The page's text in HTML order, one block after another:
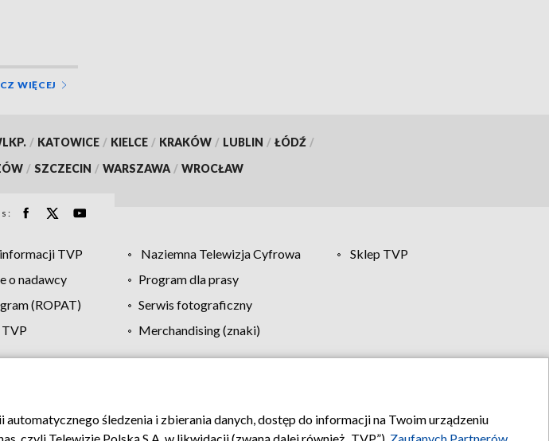
WIĘCEJ
/ KATOWICE / KIELCE / KRAKÓW / LUBLIN / ŁÓDŹ /
/ SZCZECIN / WARSZAWA / WROCŁAW
TVP Naziemna Telewizja Cyfrowa
Sklep TVP
o nadawcy
Program dla prasy
(ROPAT)
Serwis fotograficzny
Merchandising (znaki)
zgody Pomoc Biuro reklamy Kontakt
śledzenia i zbierania danych, dostęp do informacji na Twoim urządzeniu